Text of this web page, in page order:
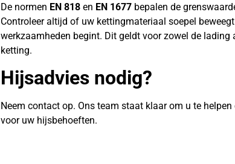
De normen EN 818 en EN 1677 bepalen de
Controleer altijd of uw kettingmateriaal soepel
werkzaamheden begint. Dit geldt voor zowel de lading
ketting.
Hijsadvies nodig?
Neem contact op. Ons team staat klaar om u te helpen
voor uw hijsbehoeften.